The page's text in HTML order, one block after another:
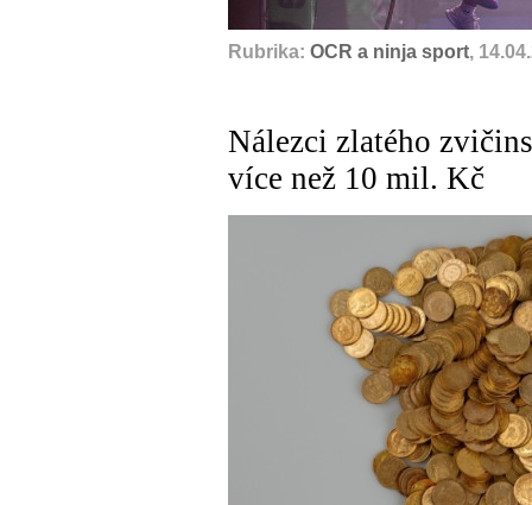
Rubrika: OCR a ninja sport,
Nálezci zlatého
více než 10 mil. Kč